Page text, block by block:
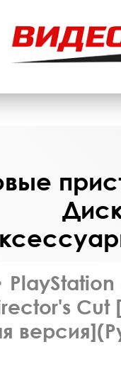
PlayStation